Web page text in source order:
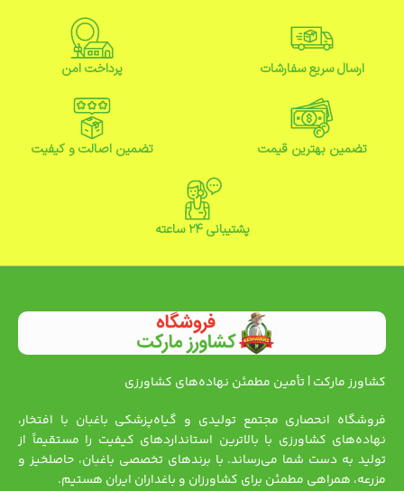
ارسال سریع سفارشات پرداخت امن
تضمین بهترین قیمت تضمین اصالت و کیفیت
پشتیبانی ۲۴ ساعته
کشاورز مارکت | تأمین مطمئن نهاده‌های کشاورزی
فروشگاه انحصاری مجتمع تولیدی و گیاه‌پزشکی باغبان با افتخار،
نهاده‌های کشاورزی با بالاترین استانداردهای کیفیت را مستقیماً از
تولید به دست شما می‌رساند. با برندهای تخصصی باغبان، حاصلخیز و
مزرعه، همراهی مطمئن برای کشاورزان و باغداران ایران هستیم.